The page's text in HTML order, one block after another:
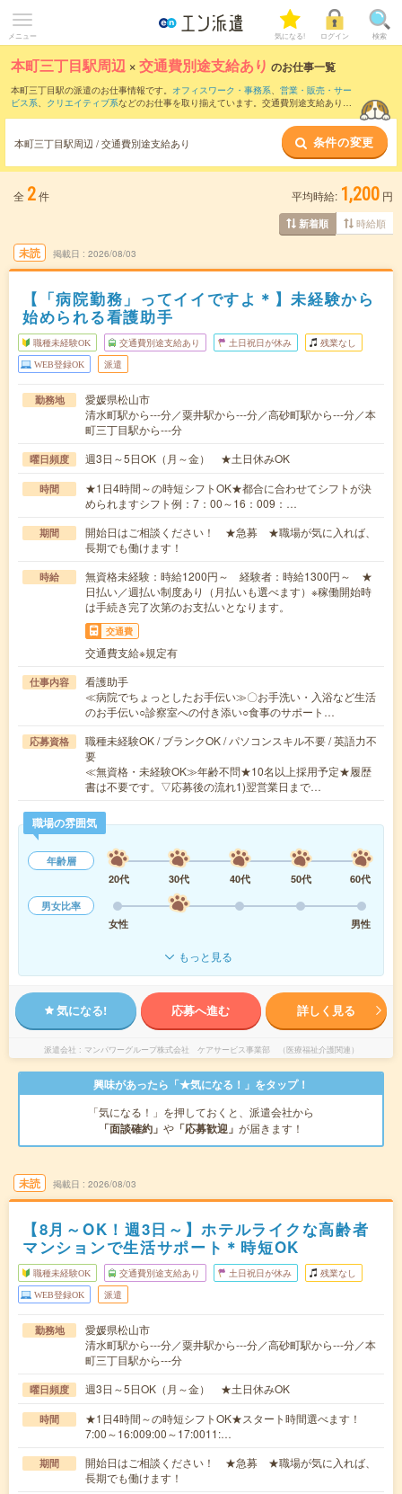
メニュー 気になる! ログイン 検索
本町三丁目駅周辺 ×交通費別途支給あり のお仕事一覧
本町三丁目駅の派遣のお仕事情報です。 オフィスワーク・事務系、 営業・販売・サー
ビス系、 クリエイティブ系などのお仕事を取り揃えています。交通費別途支給ありの
本町三丁目駅周辺 / 交通費別途支給あり 条件の変更
全 2件 平均時給: 1,200 円
新着順 時給順
未読 掲載日 2026/08/03
【「病院勤務」ってイイですよ＊】未経験から
始められる看護助手
職種未経験OK 交通費別途支給あり 土日祝日が休み 残業なし
WEB登録OK 派遣
勤務地
愛媛県松山市
清水町駅から---分／粟井駅から---分／高砂町駅から---分／本
町三丁目駅から---分
曜日頻度 週3日～5日OK（月～金） ★土日休みOK
時間
★1日4時間～の時短シフトOK★都合に合わせてシフトが決
められますシフト例：7：00～16：009：…
期間
開始日はご相談ください！ ★急募 ★職場が気に入れば、
長期でも働けます！
時給
無資格未経験：時給1200円～ 経験者：時給1300円～ ★
日払い／週払い制度あり（月払いも選べます）※稼働開始時
は手続き完了次第のお支払いとなります。
交通費
交通費支給※規定有
仕事内容
看護助手
≪病院でちょっとしたお手伝い≫〇お手洗い・入浴など生活
のお手伝い○診察室への付き添い○食事のサポート…
応募資格
職種未経験OK / ブランクOK / パソコンスキル不要 / 英語力不
要
≪無資格・未経験OK≫年齢不問★10名以上採用予定★履歴
書は不要です。▽応募後の流れ1)翌営業日まで…
職場の雰囲気
年齢層
20代
30代 40代 50代
60代
男女比率
女性
男性
もっと見る
気になる! 応募へ進む 詳しく見る
派遣会社 マンパワーグループ株式会社 ケアサービス事業部 （医療福祉介護関連）
興味があったら「★気になる！」をタップ！
「気になる！」を押しておくと、派遣会社から
「面談確約」 や 「応募歓迎」 が届きます！
未読 掲載日 2026/08/03
【8月～OK！週3日～】ホテルライクな高齢者
マンションで生活サポート＊時短OK
職種未経験OK 交通費別途支給あり 土日祝日が休み 残業なし
WEB登録OK 派遣
勤務地
愛媛県松山市
清水町駅から---分／粟井駅から---分／高砂町駅から---分／本
町三丁目駅から---分
曜日頻度 週3日～5日OK（月～金） ★土日休みOK
時間
★1日4時間～の時短シフトOK★スタート時間選べます！
7:00～16:009:00～17:0011:…
期間
開始日はご相談ください！ ★急募 ★職場が気に入れば、
長期でも働けます！